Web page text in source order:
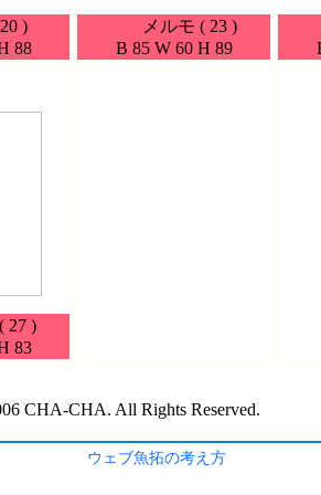
ウェブ魚拓の考え方